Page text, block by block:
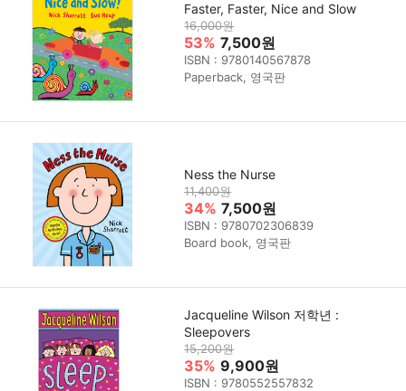
Faster, Faster, Nice and Slow
16,000원
53% 7,500원
ISBN : 9780140567878
Paperback, 영국판
Ness the Nurse
11,400원
34% 7,500원
ISBN : 9780702306839
Board book, 영국판
Jacqueline Wilson 저학년 :
Sleepovers
15,200원
35% 9,900원
ISBN : 9780552557832